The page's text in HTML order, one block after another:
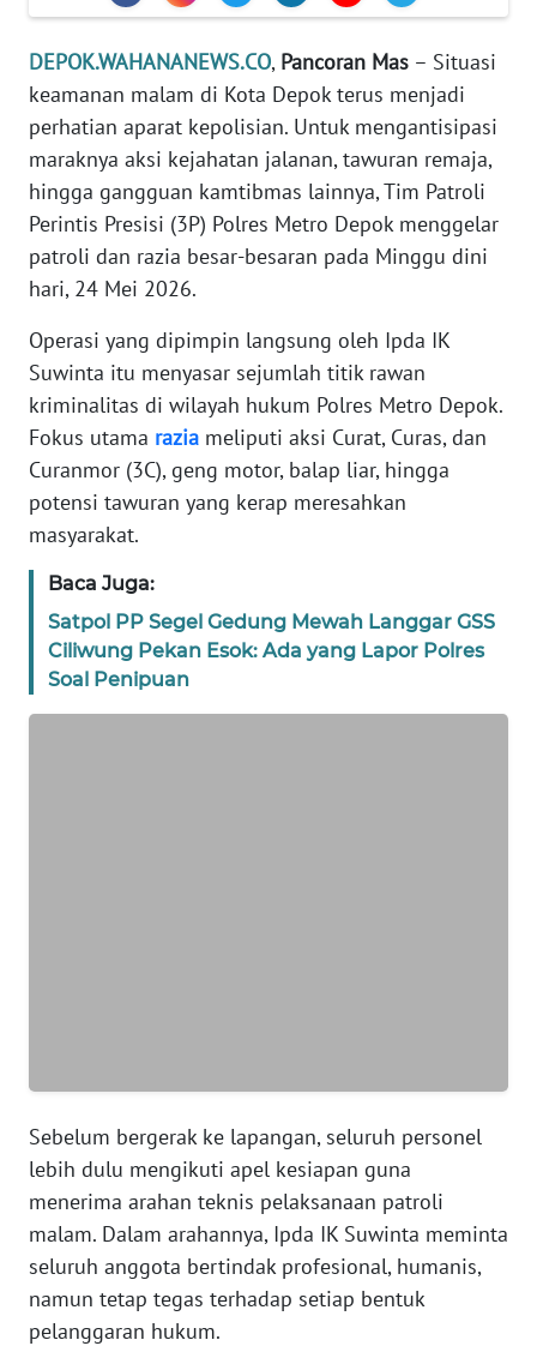
DEPOK.WAHANANEWS.CO, Pancoran Mas – Situasi
keamanan malam di Kota Depok terus menjadi
perhatian aparat kepolisian. Untuk mengantisipasi
maraknya aksi kejahatan jalanan, tawuran remaja,
hingga gangguan kamtibmas lainnya, Tim Patroli
Perintis Presisi (3P) Polres Metro Depok menggelar
patroli dan razia besar-besaran pada Minggu dini
hari, 24 Mei 2026.
Operasi yang dipimpin langsung oleh Ipda IK
Suwinta itu menyasar sejumlah titik rawan
kriminalitas di wilayah hukum Polres Metro Depok.
Fokus utama razia meliputi aksi Curat, Curas, dan
Curanmor (3C), geng motor, balap liar, hingga
potensi tawuran yang kerap meresahkan
masyarakat.
Baca Juga:
Satpol PP Segel Gedung Mewah Langgar GSS
Ciliwung Pekan Esok: Ada yang Lapor Polres
Soal Penipuan
Sebelum bergerak ke lapangan, seluruh personel
lebih dulu mengikuti apel kesiapan guna
menerima arahan teknis pelaksanaan patroli
malam. Dalam arahannya, Ipda IK Suwinta meminta
seluruh anggota bertindak profesional, humanis,
namun tetap tegas terhadap setiap bentuk
pelanggaran hukum.
KARIR
Wahana
News
Regional
WN
SUMUT
WN
JAKARTA
WN
BANTEN
WN
NTT
WN
JAMBI
SULTRA
WN